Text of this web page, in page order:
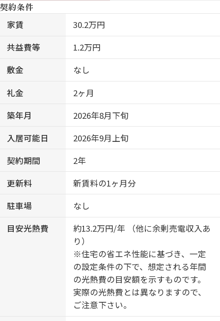
契約条件
家賃
30.2万円
共益費等
1.2万円
敷金
なし
礼金
2ヶ月
築年月
2026年8月下旬
入居可能日
2026年9月上旬
契約期間
2年
更新料
新賃料の1ヶ月分
駐車場
なし
目安光熱費
約13.2万円/年 （他に余剰売電収入あ
り）
※住宅の省エネ性能に基づき、一定
の設定条件の下で、想定される年間
の光熱費の目安額を示すものです。
実際の光熱費とは異なりますので、
ご注意下さい。